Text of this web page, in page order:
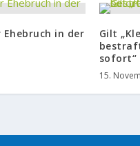
in der
Gilt
sofort“
15.